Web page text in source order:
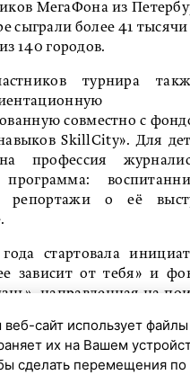
МегаФона из
сыграли более 41
140 городов.
турнира
совместно с
SkillCity». Для
профессия
программа:
репортажи о её
стартовала
зависит от тебя» и
направленная на
были созданы
6600 детей-сирот
детей смогли обрести
сайт использует
их на Вашем
сделать перемещения по